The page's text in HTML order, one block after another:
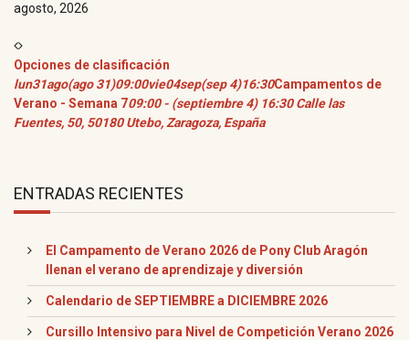
agosto, 2026
Opciones de clasificación
lun31ago(ago 31)09:00vie04sep(sep 4)16:30Campamentos de
Verano - Semana 709:00 - (septiembre 4) 16:30 Calle las
Fuentes, 50, 50180 Utebo, Zaragoza, España
ENTRADAS RECIENTES
El Campamento de Verano 2026 de Pony Club Aragón
llenan el verano de aprendizaje y diversión
Calendario de SEPTIEMBRE a DICIEMBRE 2026
Cursillo Intensivo para Nivel de Competición Verano 2026